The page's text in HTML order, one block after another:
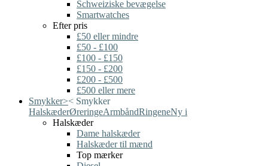
Schweiziske bevægelse
Smartwatches
Efter pris
£50 eller mindre
£50 - £100
£100 - £150
£150 - £200
£200 - £500
£500 eller mere
Smykker>< Smykker
HalskæderØreringeArmbåndRingeneNy i
Halskæder
Dame halskæder
Halskæder til mænd
Top mærker